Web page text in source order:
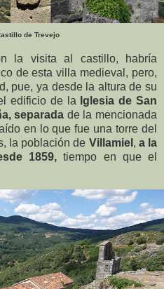
de Trevejo
la visita al castillo, habría
de esta villa medieval, pero,
pue, ya desde la altura de su
edificio de la Iglesia de San
separada de la mencionada
en lo que fue una torre del
la población de Villamiel , a la
1859, tiempo en que el